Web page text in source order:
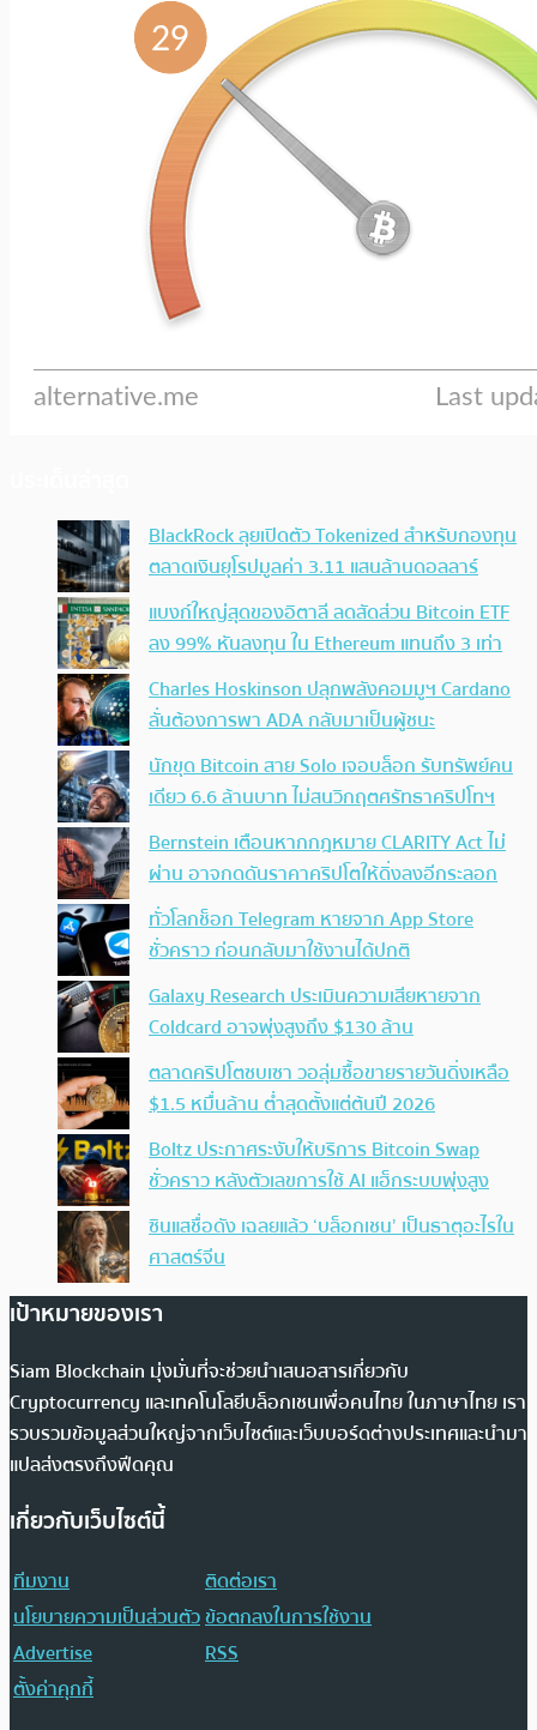
BlackRock ลุยเปิดตัว Tokenized สำหรับกองทุน
ตลาดเงินยุโรปมูลค่า 3.11 แสนล้านดอลลาร์
แบงก์ใหญ่สุดของอิตาลี ลดสัดส่วน Bitcoin ETF
ลง 99% หันลงทุน ใน Ethereum แทนถึง 3 เท่า
Charles Hoskinson ปลุกพลังคอมมูฯ Cardano
ลั่นต้องการพา ADA กลับมาเป็นผู้ชนะ
นักขุด Bitcoin สาย Solo เจอบล็อก รับทรัพย์คน
เดียว 6.6 ล้านบาท ไม่สนวิกฤตศรัทธาคริปโทฯ
Bernstein เตือนหากกฎหมาย CLARITY Act ไม่
ผ่าน อาจกดดันราคาคริปโตให้ดิ่งลงอีกระลอก
ทั่วโลกช็อก Telegram หายจาก App Store
ชั่วคราว ก่อนกลับมาใช้งานได้ปกติ
Galaxy Research ประเมินความเสียหายจาก
Coldcard อาจพุ่งสูงถึง $130 ล้าน
ตลาดคริปโตซบเซา วอลุ่มซื้อขายรายวันดิ่งเหลือ
$1.5 หมื่นล้าน ต่ำสุดตั้งแต่ต้นปี 2026
Boltz ประกาศระงับให้บริการ Bitcoin Swap
ชั่วคราว หลังตัวเลขการใช้ AI แฮ็กระบบพุ่งสูง
ซินแสชื่อดัง เฉลยแล้ว ‘บล็อกเชน’ เป็นธาตุอะไรใน
ศาสตร์จีน
เป้าหมายของเรา
Siam Blockchain มุ่งมั่นที่จะช่วยนำเสนอสารเกี่ยวกับ
Cryptocurrency และเทคโนโลยีบล็อกเชนเพื่อคนไทย ในภาษาไทย เรา
รวบรวมข้อมูลส่วนใหญ่จากเว็บไซต์และเว็บบอร์ดต่างประเทศและนำมา
แปลส่งตรงถึงฟีดคุณ
เกี่ยวกับเว็บไซต์นี้
ทีมงาน
ติดต่อเรา
นโยบายความเป็นส่วนตัวข้อตกลงในการใช้งาน
Advertise
RSS
ตั้งค่าคุกกี้